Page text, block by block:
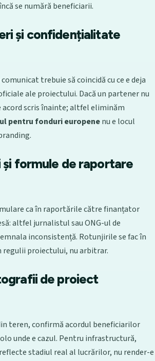
se numără beneficiarii.
și confidențialitate
trebuie să coincidă cu ce e deja
ale proiectului. Dacă un partener nu
acord scris înainte; altfel eliminăm
pentru fonduri europenenu e locul
formule de raportare
ca în raportările către finanțator
altfel jurnalistul sau ONG-ul de
inconsistență. Rotunjirile se fac în
regulii proiectului, nu arbitrar.
de proiect
teren, confirmă acordul beneficiarilor
unde e cazul. Pentru infrastructură,
stadiul real al lucrărilor, nu render-e